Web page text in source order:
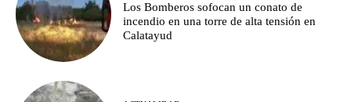
Los Bomberos sofocan un conato de
incendio en una torre de alta tensión en
Calatayud